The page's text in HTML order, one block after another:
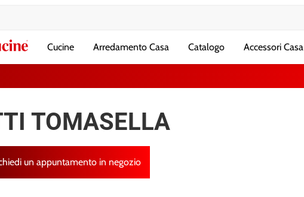
VenetaCucine Arredamento Casa Catalogo Accessori Casa
TOMASELLA
un appuntamento in negozio